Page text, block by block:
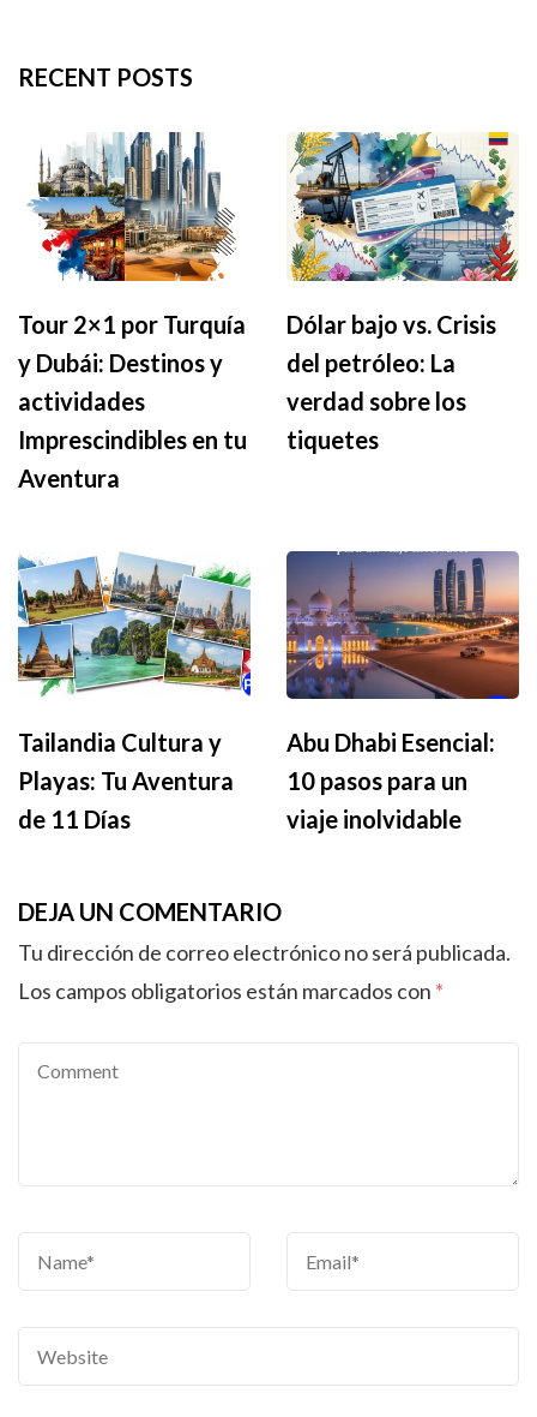
RECENT POSTS
Tour 2×1 por Turquía
y Dubái: Destinos y
actividades
Imprescindibles en tu
Aventura
Dólar bajo vs. Crisis
del petróleo: La
verdad sobre los
tiquetes
Tailandia Cultura y
Playas: Tu Aventura
de 11 Días
Abu Dhabi Esencial:
10 pasos para un
viaje inolvidable
DEJA UN COMENTARIO
Tu dirección de correo electrónico no será publicada.
Los campos obligatorios están marcados con *